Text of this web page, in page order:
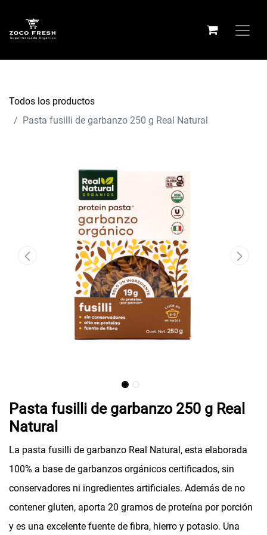
Todos los productos
Pasta fusilli de garbanzo 250 g Real Natural
Pasta fusilli de garbanzo 250 g Real
Natural
La pasta fusilli de garbanzo Real Natural, esta elaborada
100% a base de garbanzos orgánicos certificados, sin
conservadores ni ingredientes artificiales. Además de no
contener gluten, aporta 20 gramos de proteína por porción
y es una excelente fuente de fibra, hierro y potasio. Una